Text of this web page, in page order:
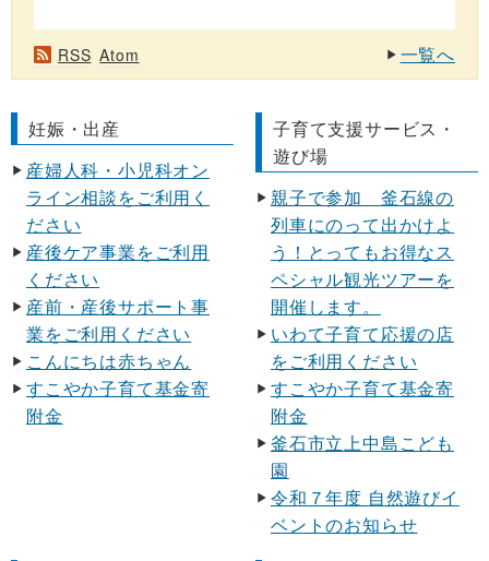
一覧へ
RSS Atom
妊娠・出産
産婦人科・小児科オン
ライン相談をご利用く
ださい
産後ケア事業をご利用
ください
産前・産後サポート事
業をご利用ください
こんにちは赤ちゃん
すこやか子育て基金寄
附金
子育て支援サービス・
遊び場
親子で参加 釜石線の
列車にのって出かけよ
う！とってもお得なス
ペシャル観光ツアーを
開催します。
いわて子育て応援の店
をご利用ください
すこやか子育て基金寄
附金
釜石市立上中島こども
園
令和７年度 自然遊びイ
ベントのお知らせ